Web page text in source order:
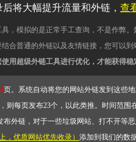
，模拟的是正常手工查询，不是作弊
合普通的外链以及友情链接，您可以
使用超级外链工具进行优化，才能获得稳
页。系统自动将您的网站外链发到这些
每页发布23个，以此类推。时间范围
外链，对于一些垃圾网站、打不开等
，优质网站优先收录） 添加到我们的数
后将大幅提升流量和外链， 查